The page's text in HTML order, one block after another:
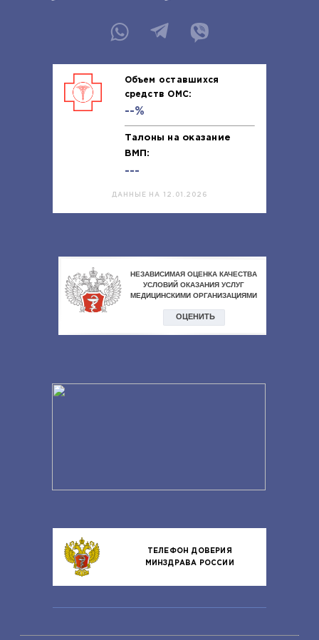
Объем оставшихся
средств ОМС:
--%
Талоны на оказание
ВМП:
---
ДАННЫЕ НА 12.01.2026
ТЕЛЕФОН ДОВЕРИЯ
МИНЗДРАВА РОССИИ